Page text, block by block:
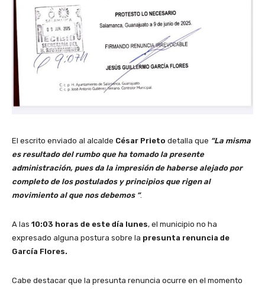
El escrito enviado al alcalde César Prieto detalla que “La misma
es resultado del rumbo que ha tomado la presente
administración, pues da la impresión de haberse alejado por
completo de los postulados y principios que rigen al
movimiento al que nos debemos “.
A las 10:03 horas de este día lunes, el municipio no ha
expresado alguna postura sobre la presunta renuncia de
García Flores.
Cabe destacar que la presunta renuncia ocurre en el momento